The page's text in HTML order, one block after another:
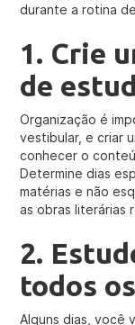
durante a rotina
1. Crie
de
Organização é
vestibular, e criar
conhecer o
Determine dias
matérias e não
as obras literárias
2.
todos
Alguns dias, você